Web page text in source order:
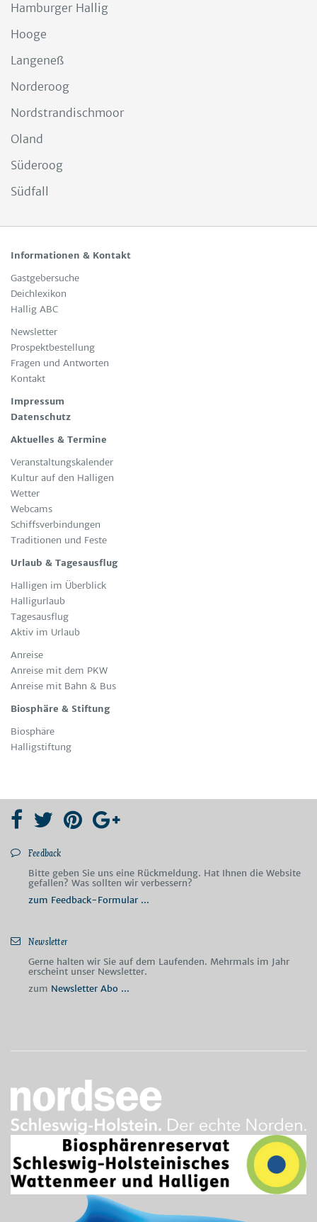
Hamburger Hallig
Hooge
Langeneß
Norderoog
Nordstrandischmoor
Oland
Süderoog
Südfall
Informationen & Kontakt
Gast­ge­bersuche
Deichlexikon
Hallig ABC
News­let­ter
Pro­spekt­be­stel­lung
Fra­gen und Ant­wor­ten
Kon­takt
Im­pres­sum
Da­ten­schutz
Aktuelles & Termine
Ver­an­stal­tungs­ka­len­der
Kul­tur auf den Hal­li­gen
Wet­ter
Web­cams
Schiffs­ver­bin­dun­gen
Tra­di­tio­nen und Fes­te
Urlaub & Tagesausflug
Hal­li­gen im Über­blick
Hal­lig­ur­laub
Ta­ges­aus­ﬂug
Ak­tiv im Ur­laub
An­rei­se
Anreise mit dem PKW
Anreise mit Bahn & Bus
Biosphäre & Stiftung
Bio­sphä­re
Hal­li­gstif­tung
Feedback
Bitte geben Sie uns eine Rückmeldung. Hat Ihnen die Website
gefallen? Was sollten wir verbessern?
zum Feedback-Formular ...
Newsletter
Gerne halten wir Sie auf dem Laufenden. Mehrmals im Jahr
erscheint unser Newsletter.
zum Newsletter Abo ...